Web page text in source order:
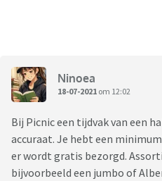
Ninoea
18-07-2021 om 12:02
Bij Picnic een tijdvak van een
accuraat. Je hebt een
er wordt gratis bezorgd.
bijvoorbeeld een jumbo of